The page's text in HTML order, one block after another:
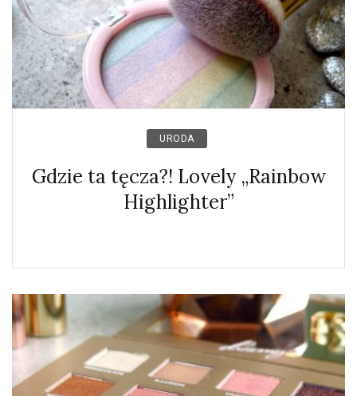
URODA
Gdzie ta tęcza?! Lovely „Rainbow
Highlighter”